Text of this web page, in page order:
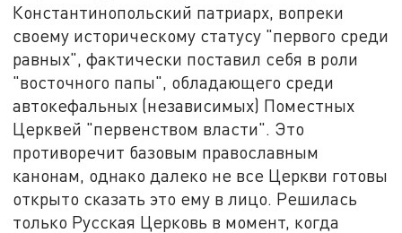
Константинопольский патриарх, вопреки
своему историческому статусу "первого среди
равных", фактически поставил себя в роли
"восточного папы", обладающего среди
автокефальных (независимых) Поместных
Церквей "первенством власти". Это
противоречит базовым православным
канонам, однако далеко не все Церкви готовы
открыто сказать это ему в лицо. Решилась
только Русская Церковь в момент, когда